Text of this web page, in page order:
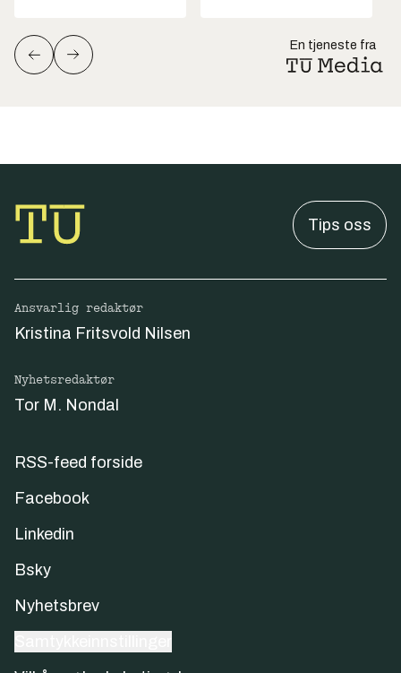
En tjeneste fra
Tips oss
Ansvarlig redaktør
Kristina Fritsvold Nilsen
Nyhetsredaktør
Tor M. Nondal
RSS-feed forside
Facebook
Linkedin
Bsky
Nyhetsbrev